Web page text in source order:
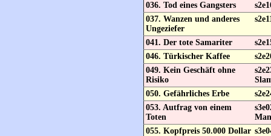
036. Tod eines Gangsters
037. Wanzen und anderes
Ungeziefer
041. Der tote Samariter
046. Türkischer Kaffee
049. Kein Geschäft ohne
Risiko
050. Gefährliches Erbe
053. Autfrag von einem
Toten
Man
055. Kopfpreis 50.000 Dollar